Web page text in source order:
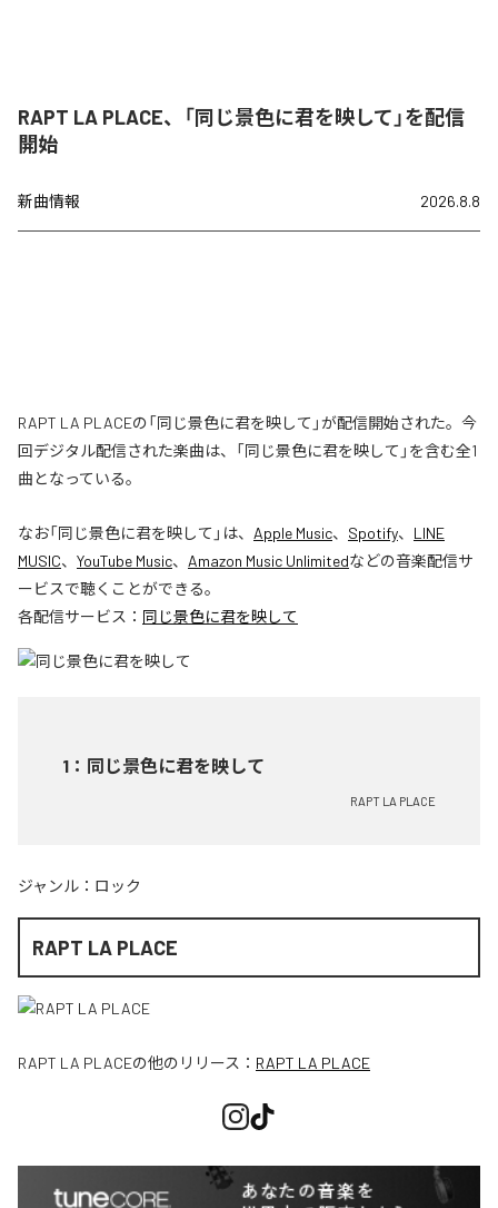
RAPT LA PLACE、「同じ景色に君を映して」を配信
開始
新曲情報 2026.8.8
RAPT LA PLACEの「同じ景色に君を映して」が配信開始された。今
回デジタル配信された楽曲は、「同じ景色に君を映して」を含む全1
曲となっている。
なお「同じ景色に君を映して 」は、 Apple Music、 Spotify、 LINE
MUSIC、 YouTube Music、 Amazon Music Unlimitedなどの音楽配信サ
ービスで聴くことができる。
各配信サービス： 同じ景色に君を映して
1 ： 同じ景色に君を映して
RAPT LA PLACE
ジャンル： ロック
RAPT LA PLACE
RAPT LA PLACEの他のリリース： RAPT LA PLACE